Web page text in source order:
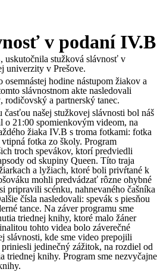
v podaní IV.B
uskutočnila stužková slávnosť v
univerzity v Prešove.
osemnástej hodine nástupom žiakov a
slávnostnom akte nasledovali
a partnerský tanec.
časťou našej stužkovej slávnosti bol náš
o 21:00 spomienkovým videom, na
žiaka IV.B s troma fotkami: fotka
fotka zo školy. Program
troch spevákov, ktorí predviedli
od skupiny Queen. Títo traja
a lyžiach, ktoré boli privŕtané k
mohli predvádzať rôzne ohybné
pripravili scénku, nahnevaného čašníka
čísla nasledovali: spevák s piesňou
tance. Na záver programu sme
triednej knihy, ktoré malo žáner
tohto videa bolo záverečné
slávnosti, kde sme video prepojili
jedinečný zážitok, na rozdiel od
triednej knihy. Program sme nezvyčajne